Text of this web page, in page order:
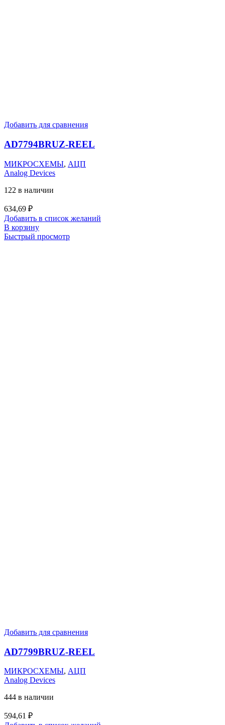
Добавить для сравнения
AD7794BRUZ-REEL
МИКРОСХЕМЫ, АЦП
Analog Devices
122 в наличии
634,69 ₽
Добавить в список желаний
В корзину
Быстрый просмотр
Добавить для сравнения
AD7799BRUZ-REEL
МИКРОСХЕМЫ, АЦП
Analog Devices
444 в наличии
594,61 ₽